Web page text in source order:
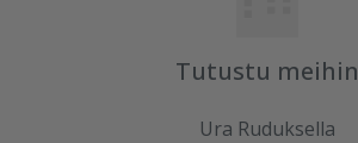
Tutustu meihin
Ura Ruduksella